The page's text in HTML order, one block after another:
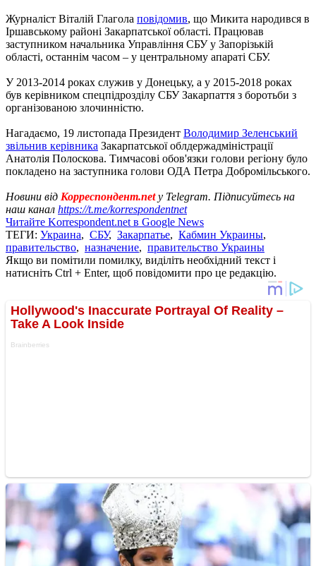
Журналіст Віталій Глагола повідомив, що Микита народився в
Іршавському районі Закарпатської області. Працював
заступником начальника Управління СБУ у Запорізькій
області, останнім часом – у центральному апараті СБУ.
У 2013-2014 роках служив у Донецьку, а у 2015-2018 роках
був керівником спецпідрозділу СБУ Закарпаття з боротьби з
організованою злочинністю.
Нагадаємо, 19 листопада Президент Володимир Зеленський
звільнив керівника Закарпатської облдержадміністрації
Анатолія Полоскова. Тимчасові обов'язки голови регіону було
покладено на заступника голови ОДА Петра Добромільського.
Новини від Корреспондент.netу Telegram. Підписуйтесь на
наш канал https://t.me/korrespondentnet
Читайте Korrespondent.net в Google News
ТЕГИ: Украина, СБУ, Закарпатье, Кабмин Украины,
правительство, назначение, правительство Украины
Якщо ви помітили помилку, виділіть необхідний текст і
натисніть Ctrl + Enter, щоб повідомити про це редакцію.